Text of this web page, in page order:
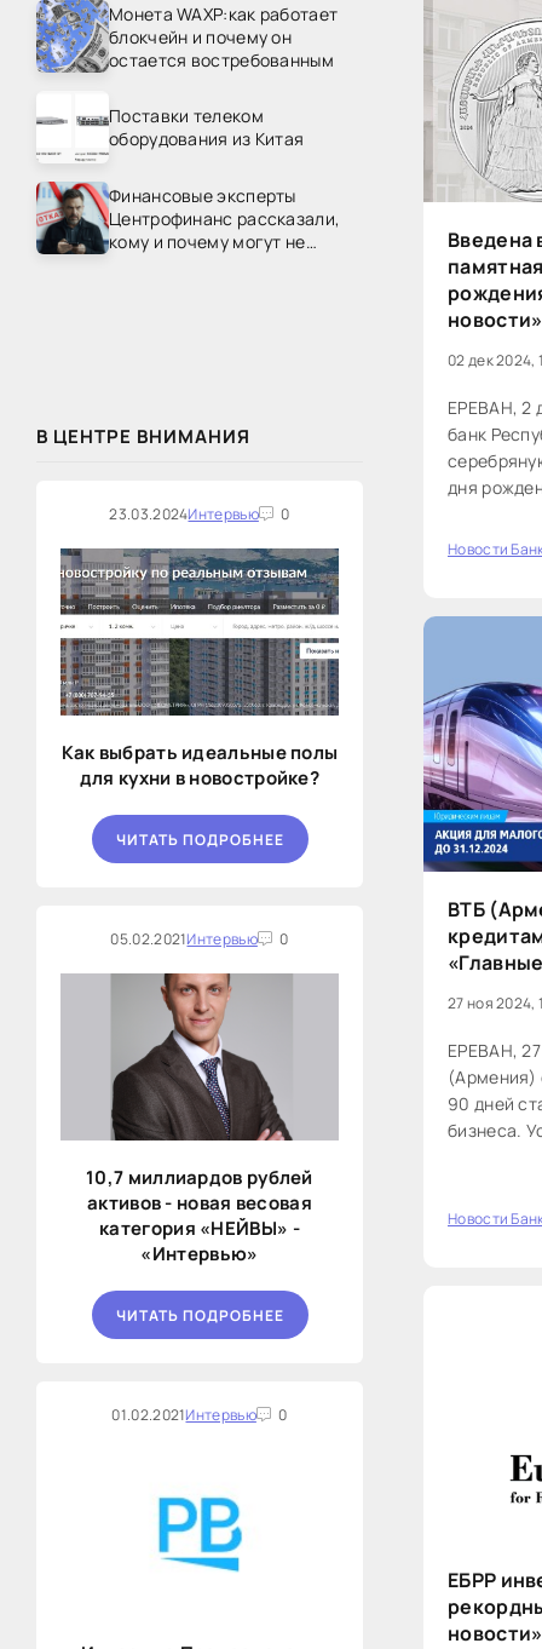
Монета WAXP:как работает
блокчейн и почему он
остается востребованным
Поставки телеком
оборудования из Китая
Финансовые эксперты
Центрофинанс рассказали,
кому и почему могут не
В ЦЕНТРЕ ВНИМАНИЯ
23.03.2024Интервью 0
Как выбрать идеальные полы
для кухни в новостройке?
ЧИТАТЬ ПОДРОБНЕЕ
05.02.2021Интервью 0
10,7 миллиардов рублей
активов - новая весовая
категория «НЕЙВЫ» -
«Интервью»
ЧИТАТЬ ПОДРОБНЕЕ
01.02.2021Интервью 0
Введена
новости»
02 дек 2024,
ЕРЕВАН, 2
банк
дня
0
Новости
ВТБ
27 ноя 2024,
ЕРЕВАН,
(Армения)
90 дней
бизнеса.
40
Новости
ЕБРР
новости»